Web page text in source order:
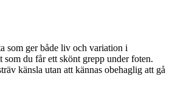
som ger både liv och variation i
som du får ett skönt grepp under foten.
känsla utan att kännas obehaglig att gå